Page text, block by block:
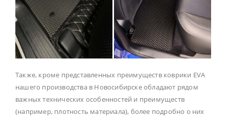
Также, кроме представленных преимуществ коврики EVA
нашего производства в Новосибирске обладают рядом
важных технических особенностей и преимуществ
(например, плотность материала), более подробно о них